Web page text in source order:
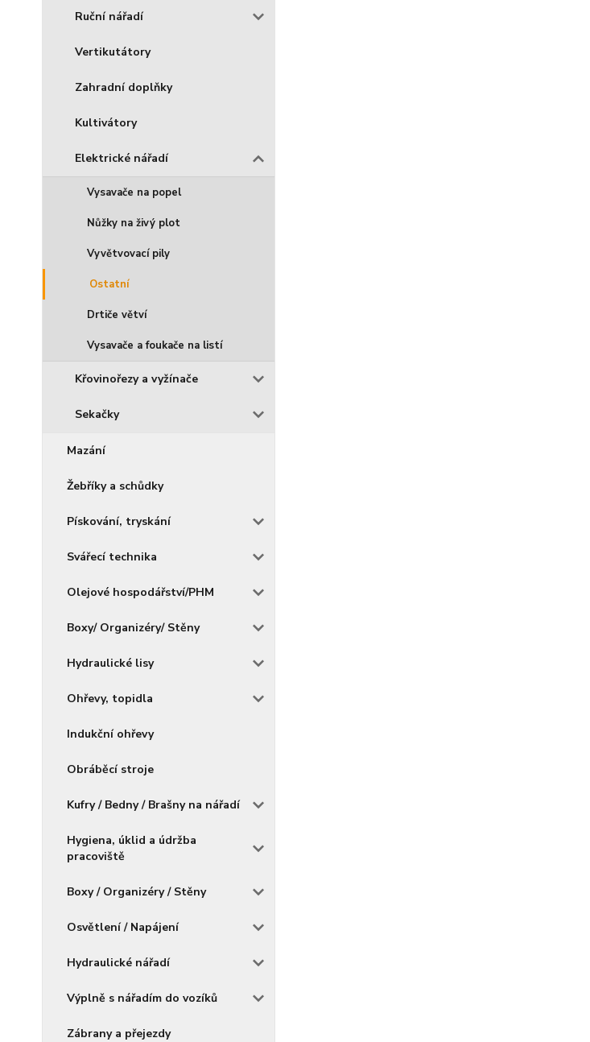
Ruční nářadí
Vertikutátory
Zahradní doplňky
Kultivátory
Elektrické nářadí
Vysavače na popel
Nůžky na živý plot
Vyvětvovací pily
Ostatní
Drtiče větví
Vysavače a foukače na listí
Křovinořezy a vyžínače
Sekačky
Mazání
Žebříky a schůdky
Pískování, tryskání
Svářecí technika
Olejové hospodářství/PHM
Boxy/ Organizéry/ Stěny
Hydraulické lisy
Ohřevy, topidla
Indukční ohřevy
Obráběcí stroje
Kufry / Bedny / Brašny na nářadí
Hygiena, úklid a údržba
pracoviště
Boxy / Organizéry / Stěny
Osvětlení / Napájení
Hydraulické nářadí
Výplně s nářadím do vozíků
Zábrany a přejezdy